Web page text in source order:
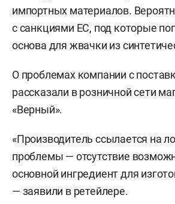
импортных материалов.
с санкциями ЕС, под которые
основа для жвачки из
О проблемах компании с
рассказали в розничной сети
«Верный».
«Производитель ссылается на
проблемы — отсутствие
основной ингредиент для
— заявили в ретейлере.